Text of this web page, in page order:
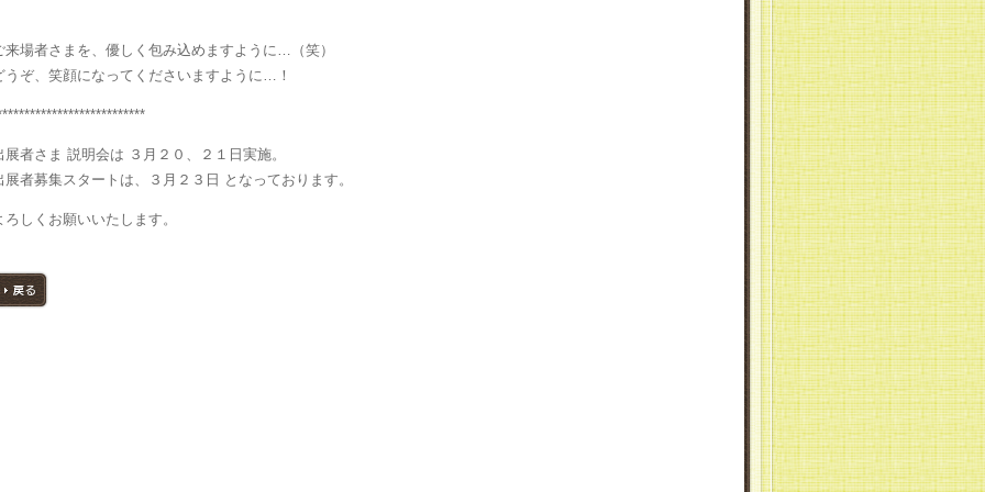
来場者さまを、優しく包み込めますように…（笑）
うぞ、笑顔になってくださいますように…！
展者さま 説明会は ３月２０、２１日実施。
展者募集スタートは、３月２３日 となっております。
ろしくお願いいたします。